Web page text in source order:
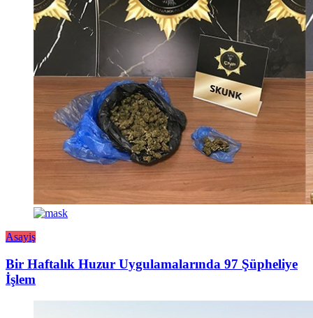
Asayiş
Bir Haftalık Huzur Uygulamalarında 97 Şüpheliye
İşlem